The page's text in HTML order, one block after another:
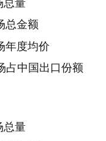
总金额
年度均价
占中国出口份额
总量